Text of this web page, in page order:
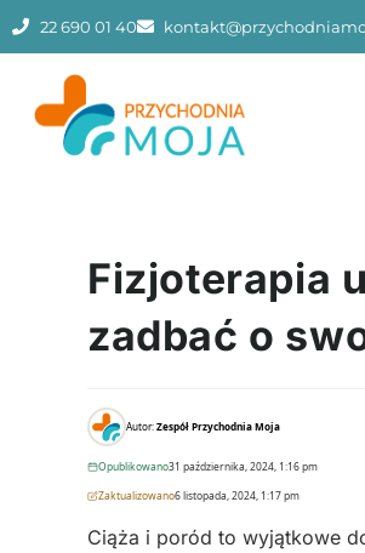
22 690 01 40
Fizjoterapia
zadbać o
Autor:Zespół Przychodnia Moja
Opublikowano31 października, 2024, 1:16 pm
Zaktualizowano6 listopada, 2024, 1:17 pm
Ciąża i poród to wyjątkowe